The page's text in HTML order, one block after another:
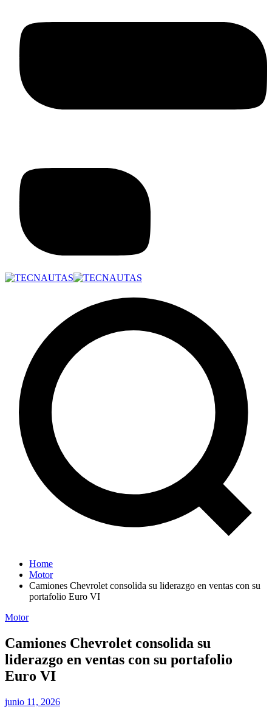
Home
Motor
Camiones Chevrolet consolida su liderazgo en ventas con su
portafolio Euro VI
Motor
Camiones Chevrolet consolida su
liderazgo en ventas con su portafolio
Euro VI
junio 11, 2026